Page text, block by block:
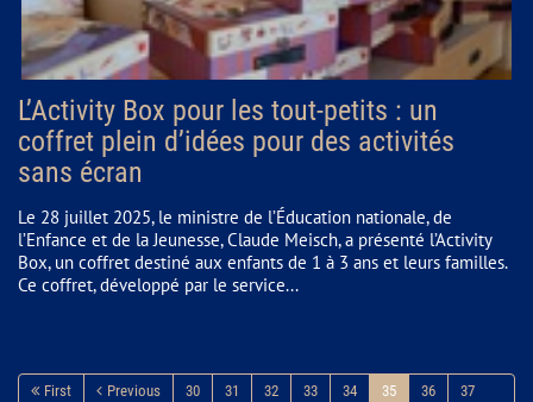
L’Activity Box pour les tout-petits : un
coffret plein d’idées pour des activités
sans écran
Le 28 juillet 2025, le ministre de l’Éducation nationale, de
l’Enfance et de la Jeunesse, Claude Meisch, a présenté l’Activity
Box, un coffret destiné aux enfants de 1 à 3 ans et leurs familles.
Ce coffret, développé par le service...
First Previous 30 31 32 33 34 35 36 37